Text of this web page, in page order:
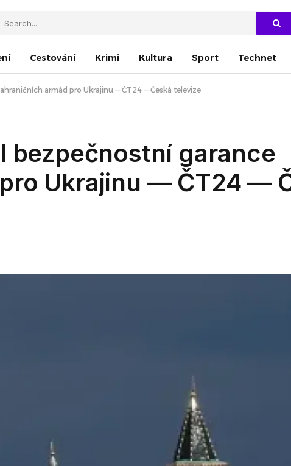
Cestování Krimi Kultura Sport Technet
armád pro Ukrajinu — ČT24 — Česká televize
bezpečnostní garance
Ukrajinu — ČT24 —